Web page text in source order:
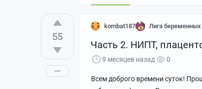
55
kombat187 Лига беременных
Часть 2. НИПТ,
9 месяцев назад 0
Всем доброго времени суток!